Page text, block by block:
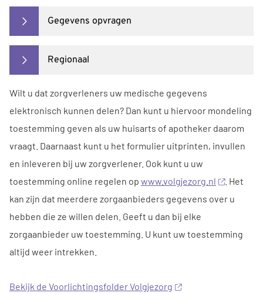
Gegevens opvragen
Regionaal
Wilt u dat zorgverleners uw medische gegevens
elektronisch kunnen delen? Dan kunt u hiervoor mondeling
toestemming geven als uw huisarts of apotheker daarom
vraagt. Daarnaast kunt u het formulier uitprinten, invullen
en inleveren bij uw zorgverlener. Ook kunt u uw
toestemming online regelen op www.volgjezorg.nl
. Het
kan zijn dat meerdere zorgaanbieders gegevens over u
hebben die ze willen delen. Geeft u dan bij elke
zorgaanbieder uw toestemming. U kunt uw toestemming
altijd weer intrekken.
Bekijk de Voorlichtingsfolder Volgjezorg